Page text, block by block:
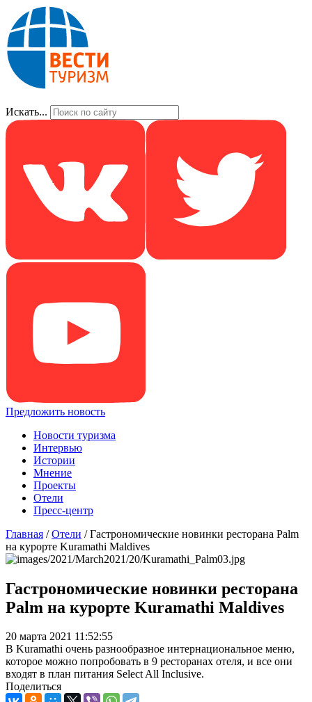
Искать...
Предложить новость
Новости туризма
Интервью
Истории
Мнение
Проекты
Отели
Пресс-центр
Главная /Отели /Гастрономические новинки ресторана Palm
на курорте Kuramathi Maldives
Гастрономические новинки ресторана
Palm на курорте Kuramathi Maldives
20 марта 2021 11:52:55
В Kuramathi очень разнообразное интернациональное меню,
которое можно попробовать в 9 ресторанах отеля, и все они
входят в план питания Select All Inclusive.
Поделиться